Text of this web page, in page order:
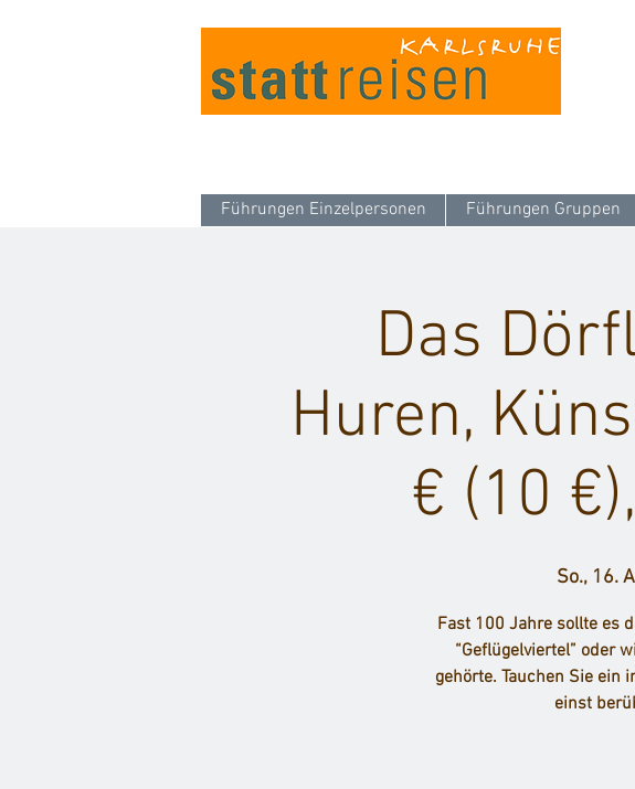
Führungen Einzelpersonen Führungen Gruppen
Das
Huren,
€ (10
So., 16.
Fast 100 Jahre sollte es
“Geflügelviertel” oder
gehörte. Tauchen Sie ein
einst